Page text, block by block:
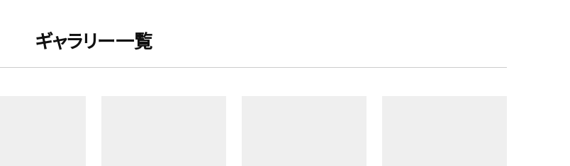
ギャラリー一覧